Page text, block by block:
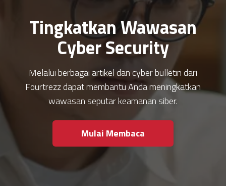
Tingkatkan Wawasan
Cyber Security
Melalui berbagai artikel dan cyber bulletin dari
Fourtrezz dapat membantu Anda meningkatkan
wawasan seputar keamanan siber.
Mulai Membaca